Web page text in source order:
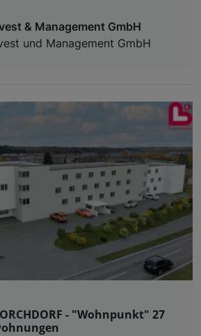
& Management GmbH
und Management GmbH
- "Wohnpunkt" 27